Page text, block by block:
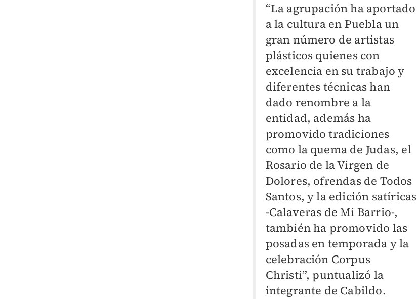
“La agrupación ha aportado
a la cultura en Puebla un
gran número de artistas
plásticos quienes con
excelencia en su trabajo y
diferentes técnicas han
dado renombre a la
entidad, además ha
promovido tradiciones
como la quema de Judas, el
Rosario de la Virgen de
Dolores, ofrendas de Todos
Santos, y la edición satíricas
-Calaveras de Mi Barrio-,
también ha promovido las
posadas en temporada y la
celebración Corpus
Christi”, puntualizó la
integrante de Cabildo.